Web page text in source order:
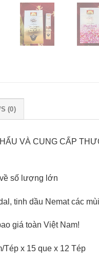
(0)
VÀ CUNG CẤP
số lượng lớn
tinh dầu Nemat các
giá toàn Việt Nam!
Tép x 15 que x 12 Tép